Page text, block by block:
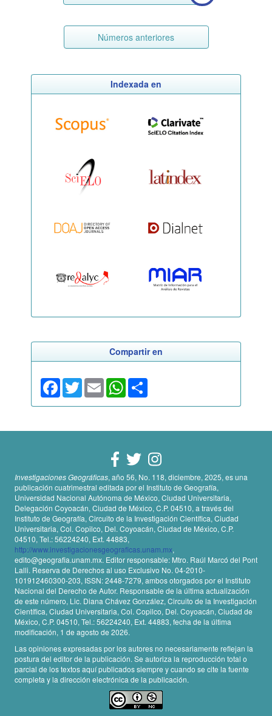
Números anteriores
Indexada en
Compartir en
Facebook
TwitterEmail WhatsApp
Investigaciones Geográficas, año 56, No. 118, diciembre, 2025, es una
publicación cuatrimestral editada por el Instituto de Geografía,
Universidad Nacional Autónoma de México, Ciudad Universitaria,
Delegación Coyoacán, Ciudad de México, C.P. 04510, a través del
Instituto de Geografía, Circuito de la Investigación Científica, Ciudad
Universitaria, Col. Copilco, Del. Coyoacán, Ciudad de México, C.P.
04510, Tel.: 56224240, Ext. 44883,
http://www.investigacionesgeograficas.unam.mx,
edito@geografia.unam.mx. Editor responsable: Mtro. Raúl Marcó del Pont
Lalli. Reserva de Derechos al uso Exclusivo No. 04-2010-
101912460300-203, ISSN: 2448-7279, ambos otorgados por el Instituto
Nacional del Derecho de Autor. Responsable de la última actualización
de este número, Lic. Diana Chávez González, Circuito de la Investigación
Científica, Ciudad Universitaria, Col. Copilco, Del. Coyoacán, Ciudad de
México, C.P. 04510, Tel.: 56224240, Ext. 44883, fecha de la última
modificación, 1 de agosto de 2026.
Las opiniones expresadas por los autores no necesariamente reflejan la
postura del editor de la publicación. Se autoriza la reproducción total o
parcial de los textos aquí publicados siempre y cuando se cite la fuente
completa y la dirección electrónica de la publicación.